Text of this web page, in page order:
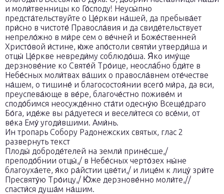
и моли́твенницы ко Го́споду! Неусы́пно
предста́тельствуйте о Це́ркви на́шей, да пребыва́ет
при́сно в чистоте́ Правосла́вия и да свиде́тельствует
непрело́жно в ми́ре сем о ве́чней и Боже́ственней
Христо́вой и́стине, ю́же апо́столи святи́и утверди́ша и
отцы́ Це́ркве невреди́му соблюдо́ша. Я́ко иму́ще
дерзнове́ние ко Святе́й Тро́ице, неосла́бно бди́те в
Небе́сных моли́твах ва́ших о правосла́внем оте́честве
на́шем, о тишине́ и благосостоя́нии всего́ ми́ра, да вси,
преуспева́юще в ве́ре, благоче́стно поживе́м и
сподо́бимся неосужде́нно ста́ти одесну́ю Всеще́драго
Бо́га, иде́же вы ра́дуетеся и весели́теся со все́ми, от
ве́ка Ему́ угоди́вшими. Ами́нь.
Ин тропарь Собору Радонежских святых, глас 2
развернуть текст
Плоды́ доброде́телей на земли́ прине́сше,/
преподо́бнии отцы́,/ в Небе́сных черто́зех ны́не
благоуха́ете, я́ко ра́йстии цве́ти,/ и лице́м к лицу́ зри́те
Пресвяту́ю Тро́ицу,/ Ю́же дерзнове́нно моли́те,//
спасти́ся душа́м на́шим.